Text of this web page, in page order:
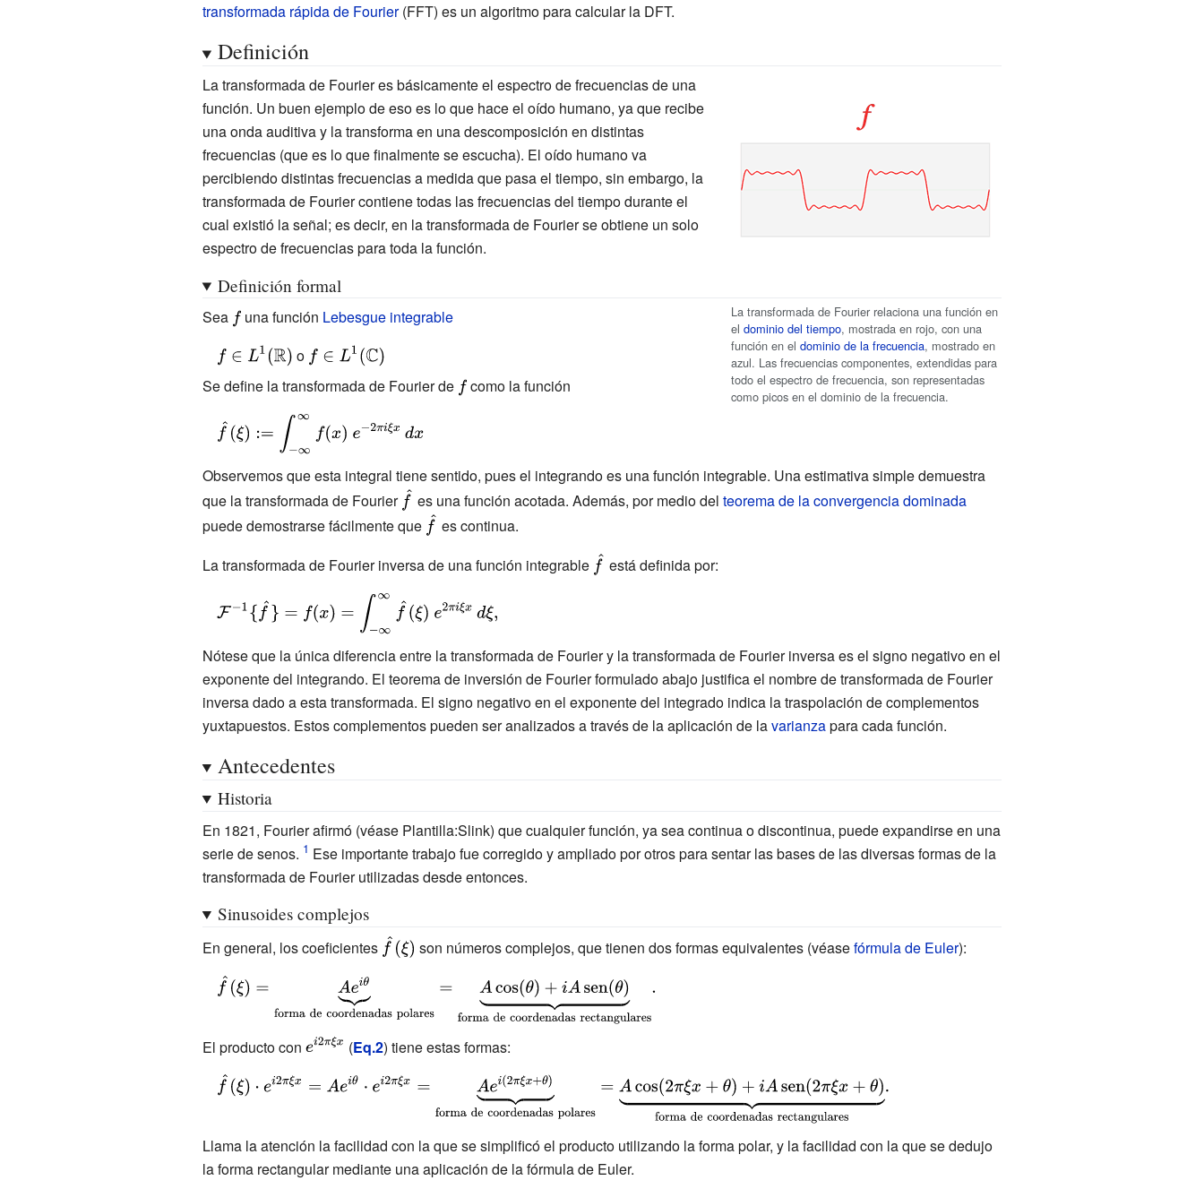
transformada rápida de Fourier(FFT) es un algoritmo para calcular la DFT.
Definición
La transformada de Fourier relaciona una función en
eldominio del tiempo, mostrada en rojo, con una
función en eldominio de la frecuencia, mostrado en
azul. Las frecuencias componentes, extendidas para
todo el espectro de frecuencia, son representadas
como picos en el dominio de la frecuencia.
La transformada de Fourier es básicamente el espectro de frecuencias de una
función. Un buen ejemplo de eso es lo que hace el oído humano, ya que recibe
una onda auditiva y la transforma en una descomposición en distintas
frecuencias (que es lo que finalmente se escucha). El oído humano va
percibiendo distintas frecuencias a medida que pasa el tiempo, sin embargo, la
transformada de Fourier contiene todas las frecuencias del tiempo durante el
cual existió la señal; es decir, en la transformada de Fourier se obtiene un solo
espectro de frecuencias para toda la función.
Definición formal
Sea {\displaystyle
una función Lebesgue integrable
{\displaystyle
f\in L^{1}
)}
o {\displaystyle
f\in L^{1}
)}
Se define la transformada de Fourier de {\displaystyle
como la función
{\displaystyle
{\hat {f}}(\xi
):=\int _{-
\infty }^{\infty
}f(x)\ e^{-2\pi
Observemos que esta integral tiene sentido, pues el integrando es una función integrable. Una estimativa simple demuestra
que la transformada de Fourier {\displaystyle
{\hat {f}}}
es una función acotada. Además, por medio del teorema de la convergencia dominada
puede demostrarse fácilmente que {\displaystyle
es continua.
La transformada de Fourier inversa de una función integrable {\displaystyle
está definida por:
{\displaystyle
{\mathcal
{F}}^{-1}\
{{\hat
{f}}\}=f(x)=\int
_{-\infty
{f}}(\xi )\
e^{2\pi i\xi
Nótese que la única diferencia entre la transformada de Fourier y la transformada de Fourier inversa es el signo negativo en el
exponente del integrando. El teorema de inversión de Fourier formulado abajo justifica el nombre de transformada de Fourier
inversa dado a esta transformada. El signo negativo en el exponente del integrado indica la traspolación de complementos
yuxtapuestos. Estos complementos pueden ser analizados a través de la aplicación de lavarianzapara cada función.
Antecedentes
Historia
En 1821, Fourier afirmó (véase Plantilla:Slink) que cualquier función, ya sea continua o discontinua, puede expandirse en una
serie de senos.
Ese importante trabajo fue corregido y ampliado por otros para sentar las bases de las diversas formas de la
transformada de Fourier utilizadas desde entonces.
Sinusoides complejos
En general, los coeficientes {\displaystyle
son números complejos, que tienen dos formas equivalentes (véasefórmula de Euler):
{\displaystyle {\hat {f}}
(\xi )=\underbrace
_{\text{forma de
coordenadas
polares}}=\underbrace
)+iA\operatorname
{sen}(\theta )}
El producto con {\displaystyle
x}}
(Eq.2) tiene estas formas:
{\displaystyle {\hat {f}}
e^{i2\pi \xi
x}=\underbrace
Llama la atención la facilidad con la que se simplificó el producto utilizando la forma polar, y la facilidad con la que se dedujo
la forma rectangular mediante una aplicación de la fórmula de Euler.